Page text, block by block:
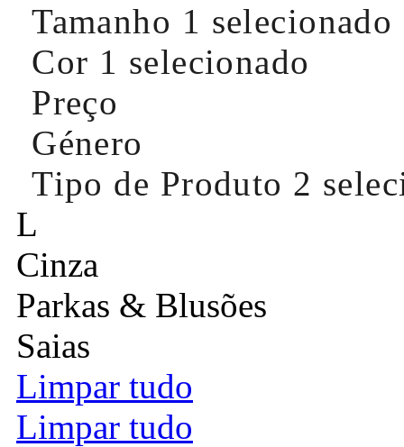
Tamanho 1 selecionado
Cor 1 selecionado
Preço
Género
Tipo de Produto 2
L
Cinza
Parkas & Blusões
Saias
Limpar tudo
Limpar tudo